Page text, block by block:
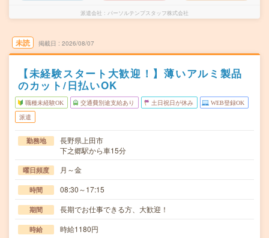
派遣会社 パーソルテンプスタッフ株式会社
未読 掲載日 2026/08/07
【未経験スタート大歓迎！】薄いアルミ製品
のカット/日払いOK
職種未経験OK 交通費別途支給あり 土日祝日が休み WEB登録OK
派遣
勤務地
長野県上田市
下之郷駅から車15分
曜日頻度 月～金
時間 08:30～17:15
期間 長期でお仕事できる方、大歓迎！
時給 時給1180円